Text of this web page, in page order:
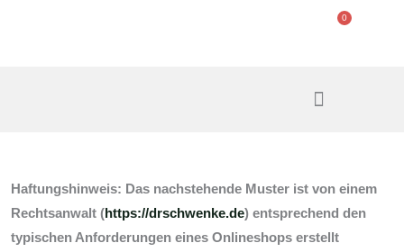
0
Haftungshinweis: Das nachstehende Muster ist von einem
Rechtsanwalt (https://drschwenke.de) entsprechend den
typischen Anforderungen eines Onlineshops erstellt